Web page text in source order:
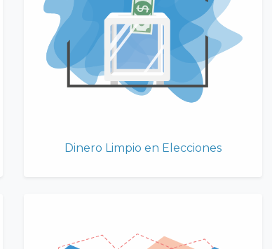
Dinero Limpio en Elecciones